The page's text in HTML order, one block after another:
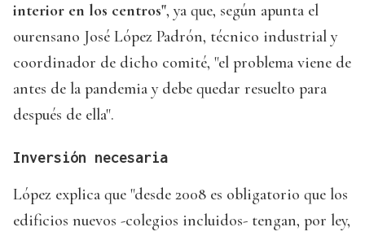
interior en los centros", ya que, según apunta el
ourensano José López Padrón, técnico industrial y
coordinador de dicho comité, "el problema viene de
antes de la pandemia y debe quedar resuelto para
después de ella".
Inversión necesaria
López explica que "desde 2008 es obligatorio que los
edificios nuevos -colegios incluidos- tengan, por ley,